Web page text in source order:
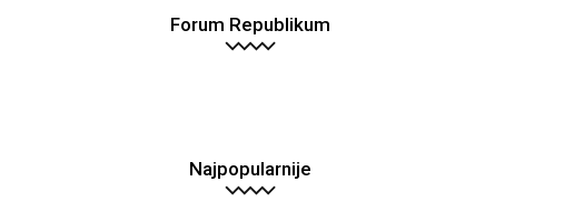
Forum Republikum
Najpopularnije